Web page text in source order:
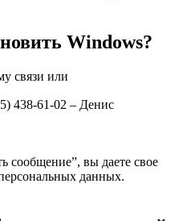
Windows?
связи или
438-61-02 – Денис
сообщение”, вы даете свое
данных.